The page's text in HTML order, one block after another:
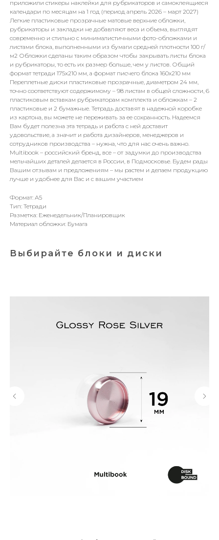
приложили стикеры наклейки для рубрикаторов и самоклеящиеся
календари по месяцам на 1 год (период апрель 2026 – март 2027)
Легкие пластиковые прозрачные матовые верхние обложки,
рубрикаторы и закладки не добавляют веса и объема, выглядят
современно и стильно с минималистичными фото-обложками и
листами блока, выполненными из бумаги средней плотности 100 г/
м2 Обложки сделаны таким образом чтобы закрывать листы блока
и рубрикаторы, то есть их размер больше, чем у листов. Общий
формат тетради 175х210 мм, а формат писчего блока 160х210 мм
Переплетные диски пластиковые прозрачные, диаметром 24 мм,
точно соответствуют содержимому – 98 листам в общей сложности, 6
пластиковым вставкам рубрикаторам комплекта и обложкам – 2
пластиковые и 2 бумажные. Тетрадь доставят в надежной коробке
из картона, вы можете не переживать за ее сохранность. Надеемся
Вам будет полезна эта тетрадь и работа с ней доставит
удовольствие, а значит и работа дизайнеров, менеджеров и
сотрудников производства – нужна, что для нас очень важно.
Multibook – российский бренд, все – от задумки до производства
мельчайших деталей делается в России, в Подмосковье. Будем рады
Вашим отзывам и предложениям – мы растем и делаем продукцию
лучше и удобнее для Вас и с вашим участием
Формат: А5
Тип: Тетради
Разметка: Еженедельник/Планировщик
Материал обложки: Бумага
Выбирайте блоки и диски